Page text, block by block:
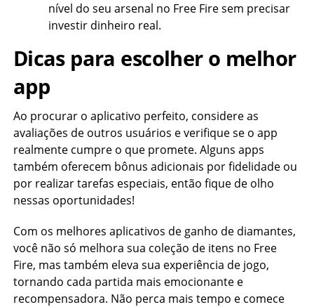
nível do seu arsenal no Free Fire sem precisar
investir dinheiro real.
Dicas para escolher o melhor
app
Ao procurar o aplicativo perfeito, considere as
avaliações de outros usuários e verifique se o app
realmente cumpre o que promete. Alguns apps
também oferecem bônus adicionais por fidelidade ou
por realizar tarefas especiais, então fique de olho
nessas oportunidades!
Com os melhores aplicativos de ganho de diamantes,
você não só melhora sua coleção de itens no Free
Fire, mas também eleva sua experiência de jogo,
tornando cada partida mais emocionante e
recompensadora. Não perca mais tempo e comece